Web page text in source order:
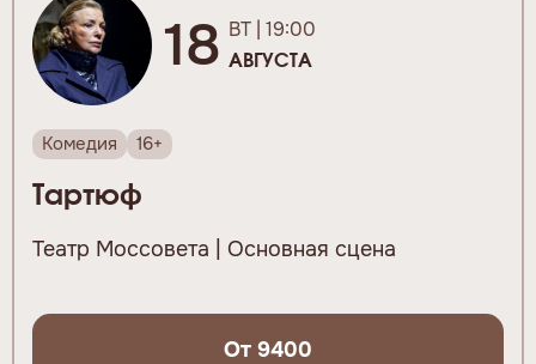
18 ВТ | 19:00
АВГУСТА
Комедия 16+
Тартюф
Театр Моссовета | Основная сцена
От 9400